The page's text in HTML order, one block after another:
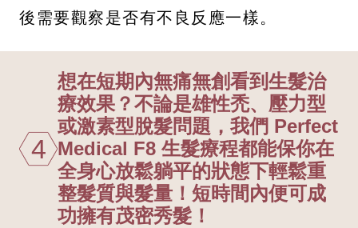
後需要觀察是否有不良反應一樣。
4
想在短期內無痛無創看到生髮治
療效果？不論是雄性禿、壓力型
或激素型脫髮問題，我們 Perfect
Medical F8 生髮療程都能保你在
全身心放鬆躺平的狀態下輕鬆重
整髮質與髮量！短時間內便可成
功擁有茂密秀髮！